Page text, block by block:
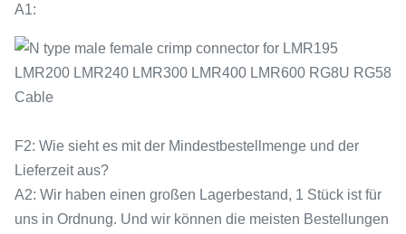
A1:
F2: Wie sieht es mit der Mindestbestellmenge und der
Lieferzeit aus?
A2: Wir haben einen großen Lagerbestand, 1 Stück ist für
uns in Ordnung. Und wir können die meisten Bestellungen